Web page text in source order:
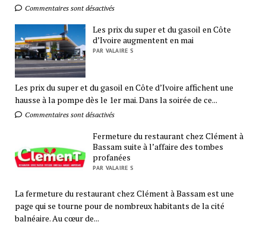
Commentaires sont désactivés
Les prix du super et du gasoil en Côte
d’Ivoire augmentent en mai
PAR VALAIRE S
Les prix du super et du gasoil en Côte d’Ivoire affichent une
hausse à la pompe dès le 1er mai. Dans la soirée de ce...
Commentaires sont désactivés
Fermeture du restaurant chez Clément à
Bassam suite à l’affaire des tombes
profanées
PAR VALAIRE S
La fermeture du restaurant chez Clément à Bassam est une
page qui se tourne pour de nombreux habitants de la cité
balnéaire. Au cœur de...